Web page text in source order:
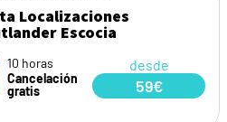
Localizaciones
Escocia
10 horas
Cancelación
gratis
desde
59€